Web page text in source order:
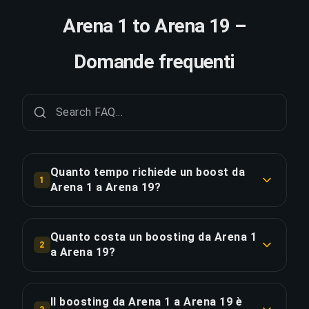
Arena 1 to Arena 19 –
Domande frequenti
1
Quanto tempo richiede un boost da
Arena 1 a Arena 19?
tipicamente 1-2 giorni. Con Ordine Prioritario, la
consegna è circa il 25% più veloce.
2
Quanto costa un boosting da Arena 1
a Arena 19?
€302.84 per l'opzione standard. L'Ordine
Il boosting da Arena 1 a Arena 19 è